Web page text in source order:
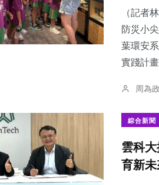
（記者
防災小
葉環安
實踐計
周為政
綜合新聞
雲科
育新